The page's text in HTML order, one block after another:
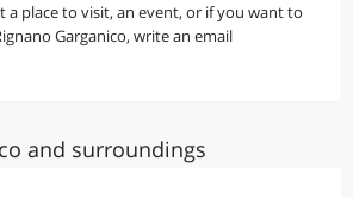
a place to visit, an event, or if you want to
Garganico, write an email
and surroundings